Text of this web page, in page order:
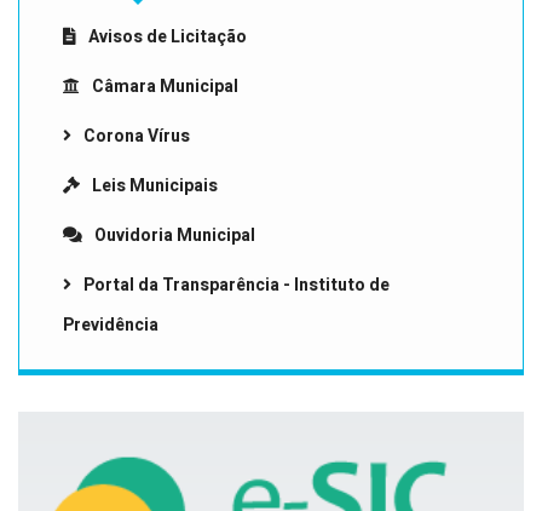
Avisos de Licitação
Câmara Municipal
Corona Vírus
Leis Municipais
Ouvidoria Municipal
Portal da Transparência - Instituto de
Previdência